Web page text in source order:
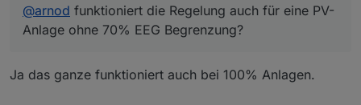
@arnod funktioniert die Regelung auch für eine PV-
Anlage ohne 70% EEG Begrenzung?
Ja das ganze funktioniert auch bei 100% Anlagen.